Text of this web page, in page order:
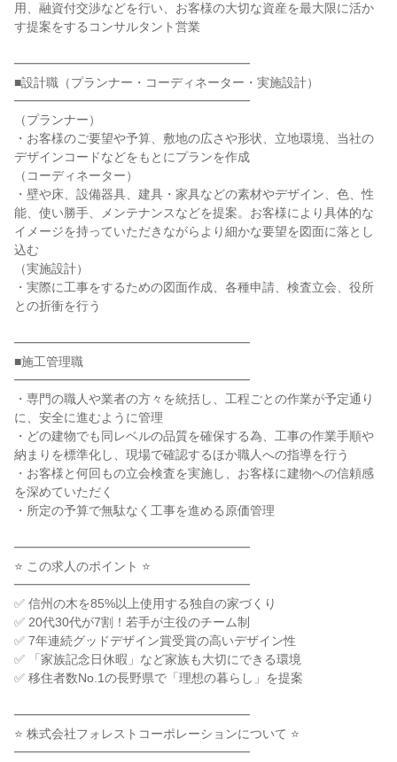
用、融資付交渉などを行い、お客様の大切な資産を最大限に活か
す提案をするコンサルタント営業
━━━━━━━━━━━━━━━━━━━
■設計職（プランナー・コーディネーター・実施設計）
━━━━━━━━━━━━━━━━━━━
（プランナー）
・お客様のご要望や予算、敷地の広さや形状、立地環境、当社の
デザインコードなどをもとにプランを作成
（コーディネーター）
・壁や床、設備器具、建具・家具などの素材やデザイン、色、性
能、使い勝手、メンテナンスなどを提案。お客様により具体的な
イメージを持っていただきながらより細かな要望を図面に落とし
込む
（実施設計）
・実際に工事をするための図面作成、各種申請、検査立会、役所
との折衝を行う
━━━━━━━━━━━━━━━━━━━
■施工管理職
━━━━━━━━━━━━━━━━━━━
・専門の職人や業者の方々を統括し、工程ごとの作業が予定通り
に、安全に進むように管理
・どの建物でも同レベルの品質を確保する為、工事の作業手順や
納まりを標準化し、現場で確認するほか職人への指導を行う
・お客様と何回もの立会検査を実施し、お客様に建物への信頼感
を深めていただく
・所定の予算で無駄なく工事を進める原価管理
━━━━━━━━━━━━━━━━━━━
⭐ この求人のポイント ⭐
━━━━━━━━━━━━━━━━━━━
✅ 信州の木を85%以上使用する独自の家づくり
✅ 20代30代が7割！若手が主役のチーム制
✅ 7年連続グッドデザイン賞受賞の高いデザイン性
✅ 「家族記念日休暇」など家族も大切にできる環境
✅ 移住者数No.1の長野県で「理想の暮らし」を提案
━━━━━━━━━━━━━━━━━━━
⭐ 株式会社フォレストコーポレーションについて ⭐
━━━━━━━━━━━━━━━━━━━